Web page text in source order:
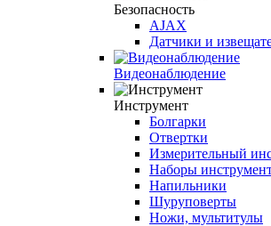
Безопасность
AJAX
Датчики и
Видеонаблюдение
Инструмент
Болгарки
Отвертки
Измерительный
Наборы
Напильники
Шуруповерты
Ножи, мультитулы